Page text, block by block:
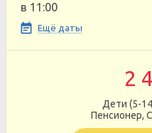
в 11:00
Ещё даты
2
Дети (5-
Пенсионер,